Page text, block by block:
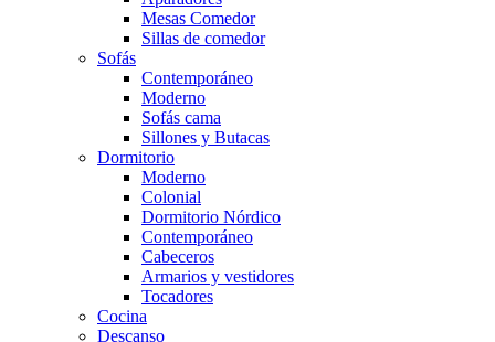
Mesas Comedor
Sillas de comedor
Sofás
Contemporáneo
Moderno
Sofás cama
Sillones y Butacas
Dormitorio
Moderno
Colonial
Dormitorio Nórdico
Contemporáneo
Cabeceros
Armarios y vestidores
Tocadores
Cocina
Descanso